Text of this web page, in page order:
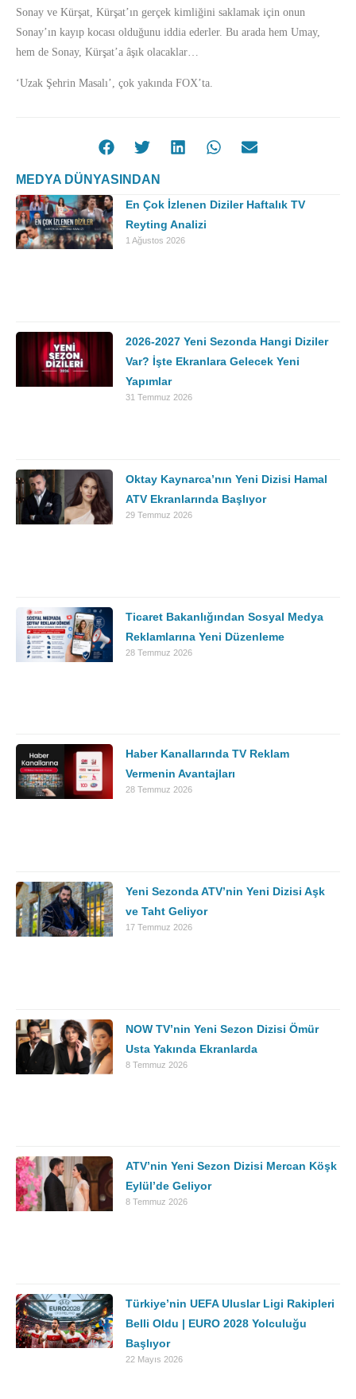
Sonay ve Kürşat, Kürşat’ın gerçek kimliğini saklamak için onun
Sonay’ın kayıp kocası olduğunu iddia ederler. Bu arada hem Umay,
hem de Sonay, Kürşat’a âşık olacaklar…
‘Uzak Şehrin Masalı’, çok yakında FOX’ta.
MEDYA DÜNYASINDAN
En Çok İzlenen Diziler Haftalık TV
Reyting Analizi
1 Ağustos 2026
2026-2027 Yeni Sezonda Hangi Diziler
Var? İşte Ekranlara Gelecek Yeni
Yapımlar
31 Temmuz 2026
Oktay Kaynarca’nın Yeni Dizisi Hamal
ATV Ekranlarında Başlıyor
29 Temmuz 2026
Ticaret Bakanlığından Sosyal Medya
Reklamlarına Yeni Düzenleme
28 Temmuz 2026
Haber Kanallarında TV Reklam
Vermenin Avantajları
28 Temmuz 2026
Yeni Sezonda ATV’nin Yeni Dizisi Aşk
ve Taht Geliyor
17 Temmuz 2026
NOW TV’nin Yeni Sezon Dizisi Ömür
Usta Yakında Ekranlarda
8 Temmuz 2026
ATV’nin Yeni Sezon Dizisi Mercan Köşk
Eylül’de Geliyor
8 Temmuz 2026
Türkiye’nin UEFA Uluslar Ligi Rakipleri
Belli Oldu | EURO 2028 Yolculuğu
Başlıyor
22 Mayıs 2026